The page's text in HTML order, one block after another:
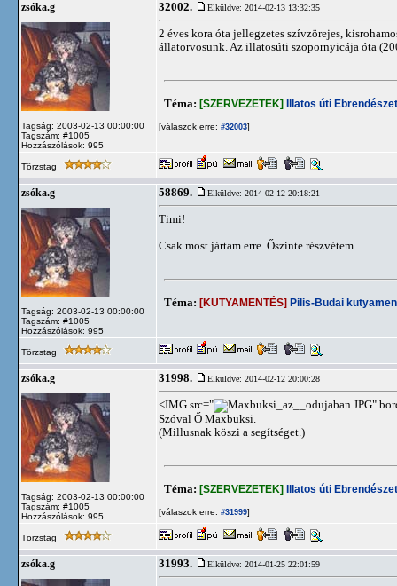
zsóka.g
Tagság: 2003-02-13 00:00:00
Tagszám: #1005
Hozzászólások: 995
32002. Elküldve: 2014-02-13 13:32:35
2 éves kora óta jellegzetes szívzörejes,
állatorvosunk. Az illatosúti szopornyicája óta
Téma: [SZERVEZETEK] Illatos úti
[válaszok erre: #32003]
Törzstag
zsóka.g
Tagság: 2003-02-13 00:00:00
Tagszám: #1005
Hozzászólások: 995
58869. Elküldve: 2014-02-12 20:18:21
Timi!
Csak most jártam erre. Őszinte részvétem.
Téma: [KUTYAMENTÉS] Pilis-Budai
Törzstag
zsóka.g
Tagság: 2003-02-13 00:00:00
Tagszám: #1005
Hozzászólások: 995
31998. Elküldve: 2014-02-12 20:00:28
<IMG src="
"
Szóval Ő Maxbuksi.
(Millusnak köszi a segítséget.)
Téma: [SZERVEZETEK] Illatos úti
[válaszok erre: #31999]
Törzstag
zsóka.g 31993. Elküldve: 2014-01-25 22:01:59